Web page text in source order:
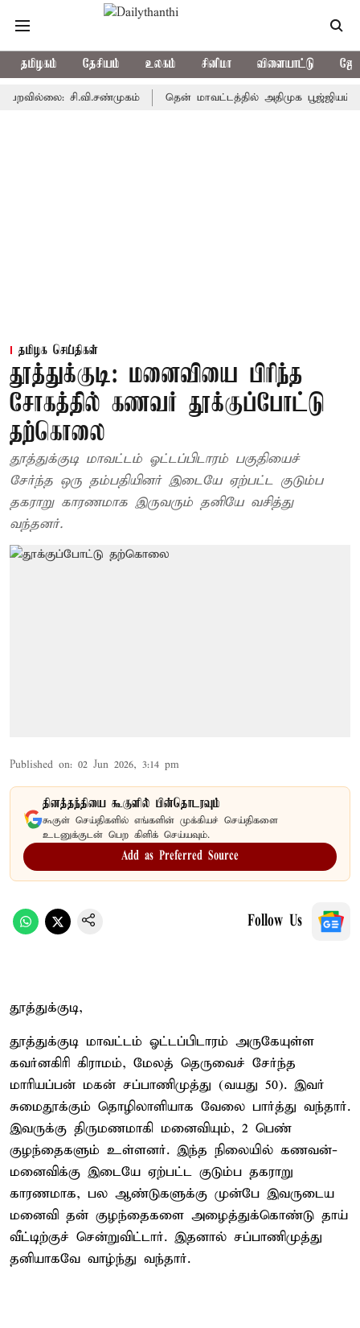
தமிழகம் தேசியம் உலகம் சினிமா விளையாட்டு
சி.வி.சண்முகம் தென் மாவட்டத்தில் அதிமுக பூஜ்ஜியம் -
தமிழக செய்திகள்
தூத்துக்குடி: மனைவியை பிரிந்த
சோகத்தில் கணவர் தூக்குப்போட்டு
தற்கொலை
தூத்துக்குடி மாவட்டம் ஓட்டப்பிடாரம் பகுதியைச்
சேர்ந்த ஒரு தம்பதியினர் இடையே ஏற்பட்ட குடும்ப
தகராறு காரணமாக இருவரும் தனியே வசித்து
வந்தனர்.
Published on: 02 Jun 2026, 3:14 pm
தினத்தந்தியை கூகுளில் பின்தொடரவும்
கூகுள் செய்திகளில் எங்களின் முக்கியச் செய்திகளை
உடனுக்குடன் பெற கிளிக் செய்யவும்.
Add as Preferred Source
Follow Us
தூத்துக்குடி,
தூத்துக்குடி மாவட்டம் ஓட்டப்பிடாரம் அருகேயுள்ள
கவர்னகிரி கிராமம், மேலத் தெருவைச் சேர்ந்த
மாரியப்பன் மகன் சப்பாணிமுத்து (வயது 50). இவர்
சுமைதூக்கும் தொழிலாளியாக வேலை பார்த்து வந்தார்.
இவருக்கு திருமணமாகி மனைவியும், 2 பெண்
குழந்தைகளும் உள்ளனர். இந்த நிலையில் கணவன்-
மனைவிக்கு இடையே ஏற்பட்ட குடும்ப தகராறு
காரணமாக, பல ஆண்டுகளுக்கு முன்பே இவருடைய
மனைவி தன் குழந்தைகளை அழைத்துக்கொண்டு தாய்
வீட்டிற்குச் சென்றுவிட்டார். இதனால் சப்பாணிமுத்து
தனியாகவே வாழ்ந்து வந்தார்.